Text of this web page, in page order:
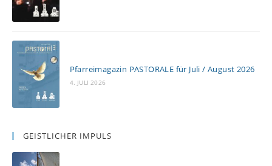
Pfarreimagazin PASTORALE für Juli / August 2026
4. JULI 2026
GEISTLICHER IMPULS